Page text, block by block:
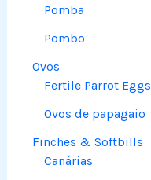
Pomba
Pombo
Ovos
Fertile Parrot Eggs
Ovos de papagaio
Finches & Softbills
Canárias